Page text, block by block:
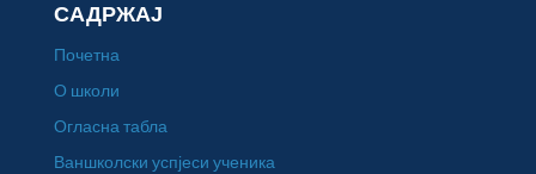
САДРЖАЈ
Почетна
О школи
Огласна табла
Ваншколски успјеси ученика